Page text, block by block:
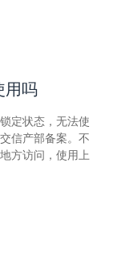
用吗
定状态，无法使
信产部备案。不
方访问，使用上